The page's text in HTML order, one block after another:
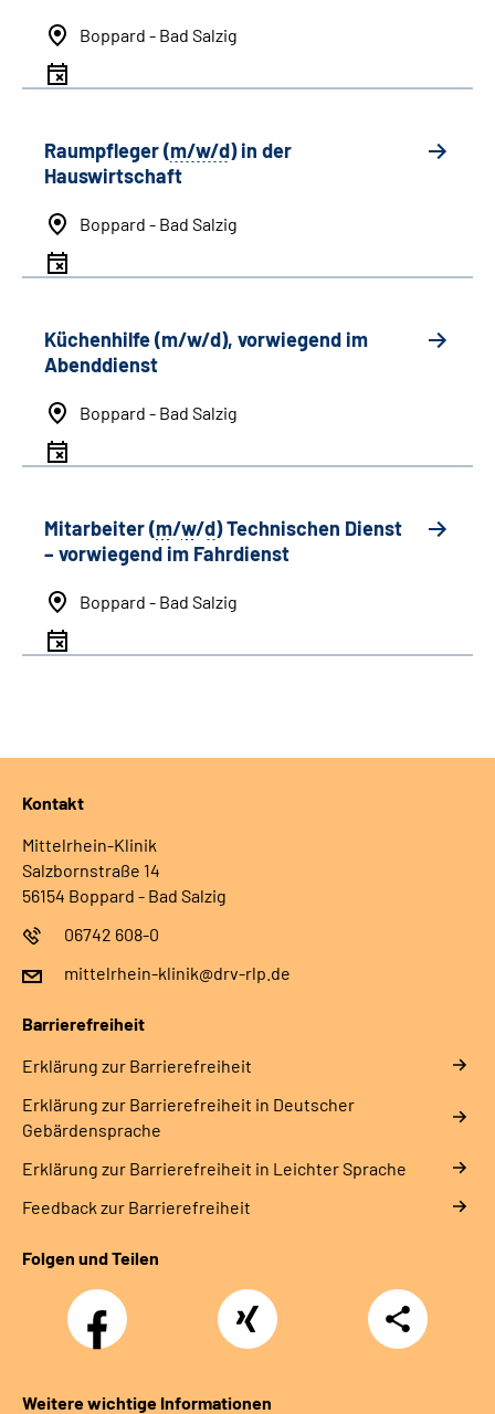
Boppard - Bad Salzig
Raumpfleger (m/w/d) in der
Hauswirtschaft
Boppard - Bad Salzig
Küchenhilfe (m/w/d), vorwiegend im
Abenddienst
Boppard - Bad Salzig
Mitarbeiter (m/w/d) Technischen Dienst
– vorwiegend im Fahrdienst
Boppard - Bad Salzig
Kontakt
Mittelrhein-Klinik
Salzbornstraße 14
56154 Boppard - Bad Salzig
06742 608-0
mittelrhein-klinik@drv-rlp.de
Barrierefreiheit
Erklärung zur Barrierefreiheit
Erklärung zur Barrierefreiheit in Deutscher
Gebärdensprache
Erklärung zur Barrierefreiheit in Leichter Sprache
Feedback zur Barrierefreiheit
Folgen und Teilen
Facebook Xing
Teilen
Weitere wichtige Informationen